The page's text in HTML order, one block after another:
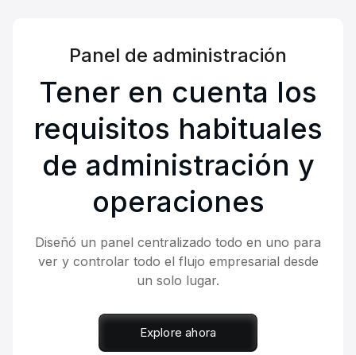
Panel de administración
Tener en cuenta los
requisitos habituales
de administración y
operaciones
Diseñó un panel centralizado todo en uno para
ver y controlar todo el flujo empresarial desde
un solo lugar.
Explore ahora